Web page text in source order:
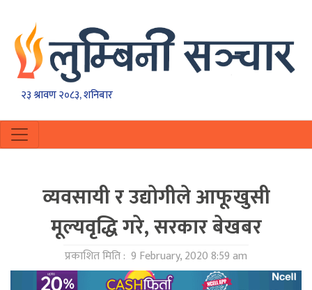
२३ श्रावण २०८३, शनिबार
व्यवसायी र उद्योगीले आफूखुसी
मूल्यवृद्धि गरे, सरकार बेखबर
प्रकाशित मिति : 9 February, 2020 8:59 am